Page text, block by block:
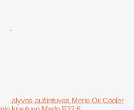
alyvos aušintuvas Merlo Oil Cooler